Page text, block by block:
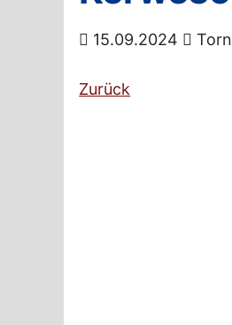
15.09.2024
Zurück